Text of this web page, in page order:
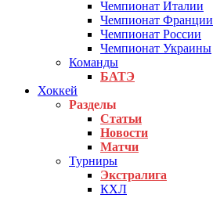
Чемпионат Италии
Чемпионат Франции
Чемпионат России
Чемпионат Украины
Команды
БАТЭ
Хоккей
Разделы
Статьи
Новости
Матчи
Турниры
Экстралига
КХЛ